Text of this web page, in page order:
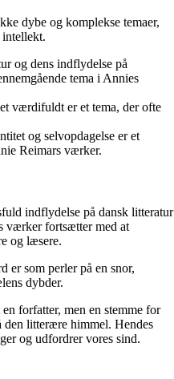
dybe og komplekse temaer,
og dens indflydelse på
tema i Annies
værdifuldt er et tema, der ofte
og selvopdagelse er et
Reimars værker.
indflydelse på dansk litteratur
værker fortsætter med at
og læsere.
er som perler på en snor,
dybder.
forfatter, men en stemme for
den litterære himmel. Hendes
og udfordrer vores sind.